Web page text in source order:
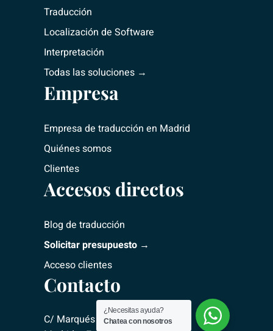
Traducción
Localización de Software
Interpretación
Todas las soluciones →
Empresa
Empresa de traducción en Madrid
Quiénes somos
Clientes
Accesos directos
Blog de traducción
Solicitar presupuesto →
Acceso clientes
Contacto
C/ Marqués del Riscal, 2 – 28010
¿Necesitas ayuda?
Chatea con nosotros